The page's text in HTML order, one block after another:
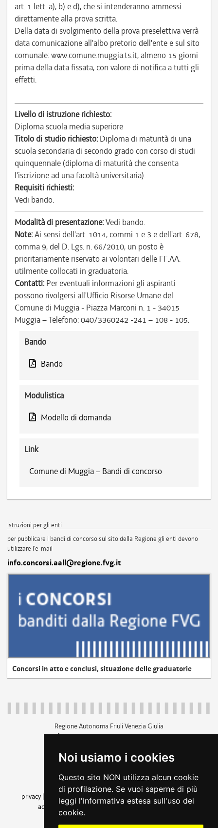
Noi usiamo i cookies
Questo sito NON utilizza alcun cookie
di profilazione. Se vuoi saperne di più
leggi l'informativa estesa sull'uso dei
cookie.
art. 1 lett. a), b) e d), che si intenderanno ammessi
direttamente alla prova scritta.
Della data di svolgimento della prova preselettiva verrà
data comunicazione all'albo pretorio dell'ente e sul sito
comunale: www.comune.muggia.ts.it, almeno 15 giorni
prima della data fissata, con valore di notifica a tutti gli
effetti.
Livello di istruzione richiesto:
Diploma scuola media superiore
Titolo di studio richiesto: Diploma di maturità di una
scuola secondaria di secondo grado con corso di studi
quinquennale (diploma di maturità che consenta
l'iscrizione ad una facoltà universitaria).
Requisiti richiesti:
Vedi bando.
Modalità di presentazione:Vedi bando.
Note:Ai sensi dell'art. 1014, commi 1 e 3 e dell'art. 678,
comma 9, del D. Lgs. n. 66/2010, un posto è
prioritariamente riservato ai volontari delle FF.AA.
utilmente collocati in graduatoria.
Contatti: Per eventuali informazioni gli aspiranti
possono rivolgersi all'Ufficio Risorse Umane del
Comune di Muggia - Piazza Marconi n. 1 - 34015
Muggia – Telefono: 040/3360242 -241 – 108 - 105.
Bando
Bando
Modulistica
Modello di domanda
Link
Comune di Muggia – Bandi di concorso
istruzioni per gli enti
per pubblicare i bandi di concorso sul sito della Regione gli enti devono
utilizzare l'e-mail
info.concorsi.aall@regione.fvg.it
Concorsi in atto e conclusi, situazione delle graduatorie
Regione Autonoma Friuli Venezia Giulia
c.f. 80014930327; p.iva 00526040324
+39 040 3771111
amministrazione trasparente
privacy
cookie |note legali accessibilità
dichiarazione di
accessibilità| feedback
cambio preferenze cookie